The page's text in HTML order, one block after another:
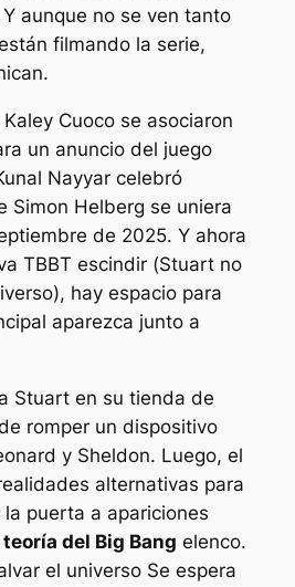
aunque no se ven tanto
filmando la serie,
Cuoco se asociaron
un anuncio del juego
Nayyar celebró
Simon Helberg se uniera
de 2025. Y ahora
TBBT escindir (Stuart no
), hay espacio para
aparezca junto a
Stuart en su tienda de
romper un dispositivo
y Sheldon. Luego, el
alternativas para
puerta a apariciones
teoría del Big Bang elenco.
el universo Se espera